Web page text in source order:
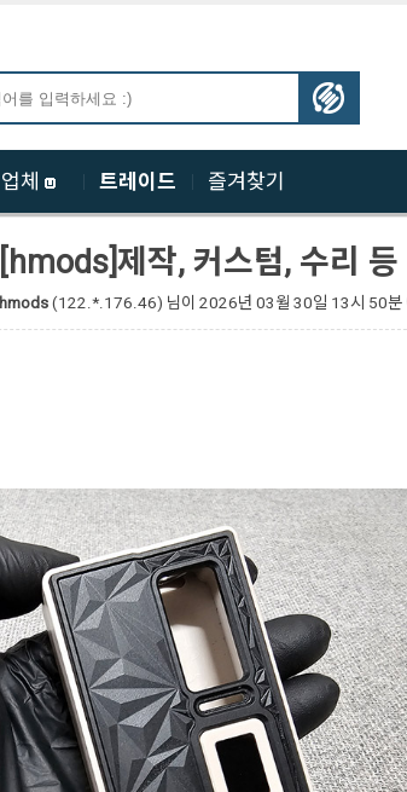
업체 트레이드 즐겨찾기
[hmods]제작, 커스텀, 수리 등
hmods (122.*.176.46) 님이 2026년 03월 30일 13시 50분